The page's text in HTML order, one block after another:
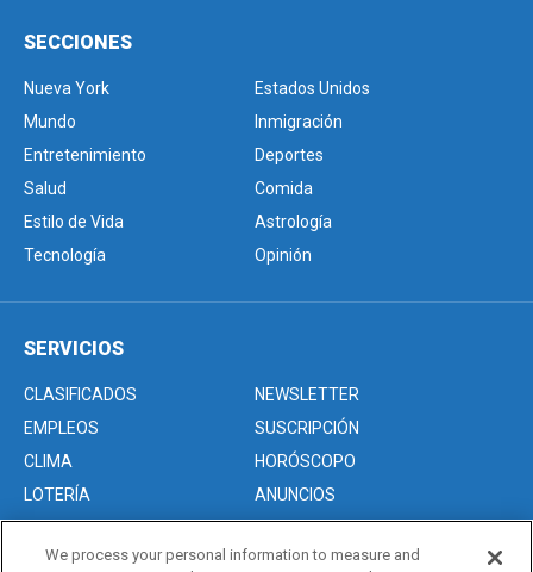
SECCIONES
Nueva York
Estados Unidos
Mundo
Inmigración
Entretenimiento
Deportes
Salud
Comida
Estilo de Vida
Astrología
Tecnología
Opinión
SERVICIOS
CLASIFICADOS
NEWSLETTER
EMPLEOS
SUSCRIPCIÓN
CLIMA
HORÓSCOPO
LOTERÍA
ANUNCIOS
We process your personal information to measure and